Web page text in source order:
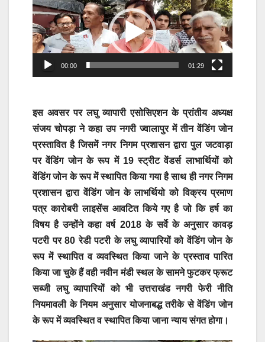
Player
00:00 01:29
इस अवसर पर लघु व्यापारी एसोसिएशन के प्रांतीय अध्यक्ष
संजय चोपड़ा ने कहा उप नगरी ज्वालापुर में तीन वेंडिंग जोन
प्रस्तावित है जिसमें नगर निगम प्रशासन द्वारा पुल जटवाड़ा
पर वेंडिंग जोन के रूप में 19 स्ट्रीट वेंडर्स लाभार्थियों को
वेंडिंग जोन के रूप में स्थापित किया गया है साथ ही नगर निगम
प्रशासन द्वारा वेंडिंग जोन के लाभर्थियो को विक्रय प्रमाण
पत्र कारोबरी लाइसेंस आवटित किये गए है जो कि हर्ष का
विषय है उन्होंने कहा वर्ष 2018 के सर्वे के अनुसार कावड़
पटरी पर 80 रेडी पटरी के लघु व्यापारियों को वेंडिंग जोन के
रूप में स्थापित व व्यवस्थित किया जाने के प्रस्ताव पारित
किया जा चुके हैं वही नवीन मंडी स्थल के सामने फुटकर फ्रूट
सब्जी लघु व्यापारियों को भी उत्तराखंड नगरी फेरी नीति
नियमावली के नियम अनुसार योजनाबद्ध तरीके से वेंडिंग जोन
के रूप में व्यवस्थित व स्थापित किया जाना न्याय संगत होगा।